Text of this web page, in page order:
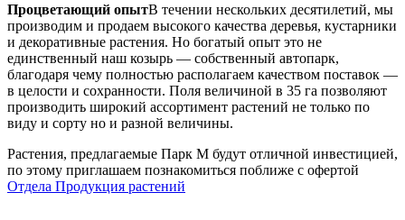
Процветающий опытВ течении нескольких десятилетий, мы
производим и продаем высокого качества деревья, кустарники
и декоративные растения. Но богатый опыт это не
единственный наш козырь — собственный автопарк,
благодаря чему полностью располагаем качеством поставок —
в целости и сохранности. Поля величиной в 35 га позволяют
производить широкий ассортимент растений не только по
виду и сорту но и разной величины.
Растения, предлагаемые Парк М будут отличной инвестицией,
по этому приглашаем познакомиться поближе с офертой
Отдела Продукция растений